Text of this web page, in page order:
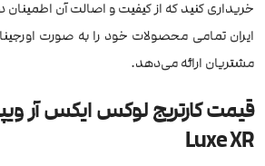
خریداری کنید که از کیفیت و اصالت آن‌
ایران تمامی محصولات خود را به صورت
مشتریان ارائه می‌دهد.
Luxe XR